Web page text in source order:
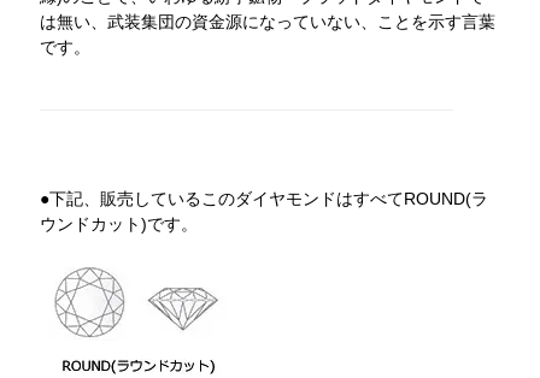
は無い、武装集団の資金源になっていない、ことを示す言葉
です。
●下記、販売しているこのダイヤモンドはすべてROUND(ラ
ウンドカット)です。